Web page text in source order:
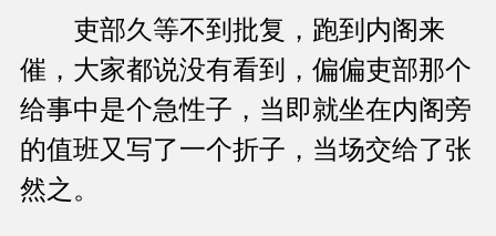
吏部久等不到批复，跑到内阁来
催，大家都说没有看到，偏偏吏部那个
给事中是个急性子，当即就坐在内阁旁
的值班又写了一个折子，当场交给了张
然之。